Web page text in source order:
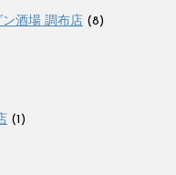
酒場 調布店 (8)
(1)